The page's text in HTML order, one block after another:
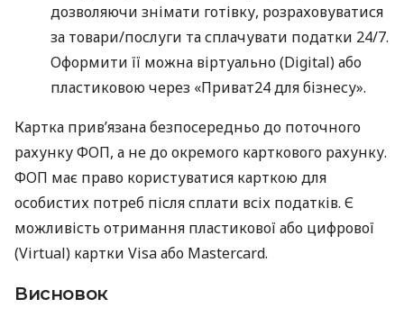
дозволяючи знімати готівку, розраховуватися
за товари/послуги та сплачувати податки 24/7.
Оформити її можна віртуально (Digital) або
пластиковою через «Приват24 для бізнесу».
Картка прив’язана безпосередньо до поточного
рахунку ФОП, а не до окремого карткового рахунку.
ФОП має право користуватися карткою для
особистих потреб після сплати всіх податків. Є
можливість отримання пластикової або цифрової
(Virtual) картки Visa або Mastercard.
Висновок